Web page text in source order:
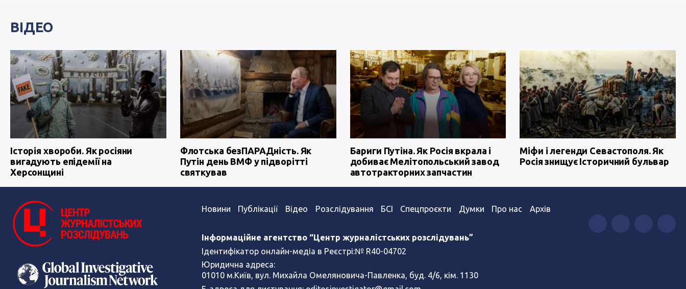
ВІДЕО
Історія хвороби. Як росіяни
вигадують епідемії на
Херсонщині
Флотська безПАРАДність. Як
Путін день ВМФ у підворітті
святкував
Бариги Путіна. Як Росія вкрала і
добиває Мелітопольський завод
автотракторних запчастин
Міфи і легенди Севастополя. Як
Росія знищує Історичний бульвар
Новини Публікації Відео Розслідування БСІ Спецпроєкти Думки Про нас Архів
Інформаційне агентство “Центр журналістських розслідувань”
Ідентифікатор онлайн-медіа в Реєстрі:№ R40-04702
Юридична адреса:
01010 м.Київ, вул. Михайла Омеляновича-Павленка, буд. 4/6, кім. 1130